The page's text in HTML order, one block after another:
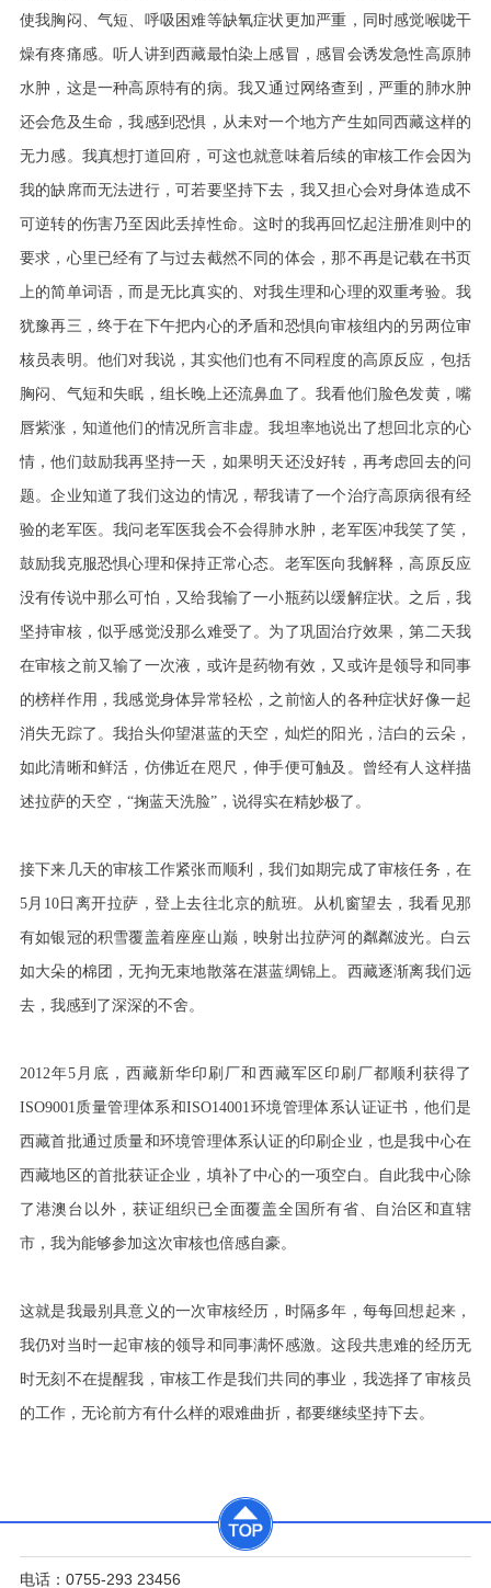
使我胸闷、气短、呼吸困难等缺氧症状更加严重，同时感觉喉咙干
燥有疼痛感。听人讲到西藏最怕染上感冒，感冒会诱发急性高原肺
水肿，这是一种高原特有的病。我又通过网络查到，严重的肺水肿
还会危及生命，我感到恐惧，从未对一个地方产生如同西藏这样的
无力感。我真想打道回府，可这也就意味着后续的审核工作会因为
我的缺席而无法进行，可若要坚持下去，我又担心会对身体造成不
可逆转的伤害乃至因此丢掉性命。这时的我再回忆起注册准则中的
要求，心里已经有了与过去截然不同的体会，那不再是记载在书页
上的简单词语，而是无比真实的、对我生理和心理的双重考验。我
犹豫再三，终于在下午把内心的矛盾和恐惧向审核组内的另两位审
核员表明。他们对我说，其实他们也有不同程度的高原反应，包括
胸闷、气短和失眠，组长晚上还流鼻血了。我看他们脸色发黄，嘴
唇紫涨，知道他们的情况所言非虚。我坦率地说出了想回北京的心
情，他们鼓励我再坚持一天，如果明天还没好转，再考虑回去的问
题。企业知道了我们这边的情况，帮我请了一个治疗高原病很有经
验的老军医。我问老军医我会不会得肺水肿，老军医冲我笑了笑，
鼓励我克服恐惧心理和保持正常心态。老军医向我解释，高原反应
没有传说中那么可怕，又给我输了一小瓶药以缓解症状。之后，我
坚持审核，似乎感觉没那么难受了。为了巩固治疗效果，第二天我
在审核之前又输了一次液，或许是药物有效，又或许是领导和同事
的榜样作用，我感觉身体异常轻松，之前恼人的各种症状好像一起
消失无踪了。我抬头仰望湛蓝的天空，灿烂的阳光，洁白的云朵，
如此清晰和鲜活，仿佛近在咫尺，伸手便可触及。曾经有人这样描
述拉萨的天空，“掬蓝天洗脸”，说得实在精妙极了。
接下来几天的审核工作紧张而顺利，我们如期完成了审核任务，在
5月10日离开拉萨，登上去往北京的航班。从机窗望去，我看见那
有如银冠的积雪覆盖着座座山巅，映射出拉萨河的粼粼波光。白云
如大朵的棉团，无拘无束地散落在湛蓝绸锦上。西藏逐渐离我们远
去，我感到了深深的不舍。
2012年5月底，西藏新华印刷厂和西藏军区印刷厂都顺利获得了
ISO9001质量管理体系和ISO14001环境管理体系认证证书，他们是
西藏首批通过质量和环境管理体系认证的印刷企业，也是我中心在
西藏地区的首批获证企业，填补了中心的一项空白。自此我中心除
了港澳台以外，获证组织已全面覆盖全国所有省、自治区和直辖
市，我为能够参加这次审核也倍感自豪。
这就是我最别具意义的一次审核经历， 时隔多年，每每回想起来，
我仍对当时一起审核的领导和同事满怀感激。这段共患难的经历无
时无刻不在提醒我，审核工作是我们共同的事业，我选择了审核员
的工作，无论前方有什么样的艰难曲折，都要继续坚持下去。
电话：0755-293 23456